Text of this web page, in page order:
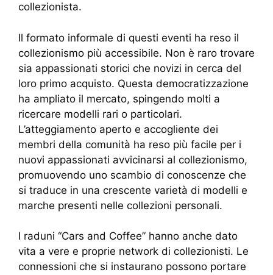
collezionista.
Il formato informale di questi eventi ha reso il
collezionismo più accessibile. Non è raro trovare
sia appassionati storici che novizi in cerca del
loro primo acquisto. Questa democratizzazione
ha ampliato il mercato, spingendo molti a
ricercare modelli rari o particolari.
L’atteggiamento aperto e accogliente dei
membri della comunità ha reso più facile per i
nuovi appassionati avvicinarsi al collezionismo,
promuovendo uno scambio di conoscenze che
si traduce in una crescente varietà di modelli e
marche presenti nelle collezioni personali.
I raduni “Cars and Coffee” hanno anche dato
vita a vere e proprie network di collezionisti. Le
connessioni che si instaurano possono portare